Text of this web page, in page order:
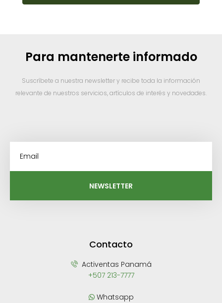
Para mantenerte informado
Suscríbete a nuestra newsletter y recibe toda la información
relevante de nuestros servicios, artículos de interés y novedades.
NEWSLETTER
Contacto
Activentas Panamá
+507 213-7777
Whatsapp